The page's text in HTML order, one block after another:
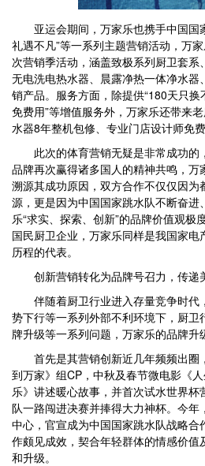
亚运会期间，万家乐也携手中国国家
礼遇不凡”等一系列主题营销活动，万
次营销季活动，涵盖致极系列厨卫套系
无电洗电热水器、晨露净热一体净水
销产品。服务方面，除提供“180天只换
免费用”等增值服务外，万家乐还带来
水器8年整机包修、专业门店设计师免
此次的体育营销无疑是非常成功的
品牌再次赢得诸多国人的精神共鸣，万
溯源其成功原因，双方合作不仅仅因为
源，更是因为中国国家跳水队不断奋进
乐“求实、探索、创新”的品牌价值观极
国民厨卫企业，万家乐同样是我国家
历程的代表。
创新营销转化为品牌号召力，传递
伴随着厨卫行业进入存量竞争时代
势下行等一系列外部不利环境下，厨卫
牌升级等一系列问题，万家乐的品牌升
首先是其营销创新近几年频频出圈
到万家》组CP，中秋及春节微电影《
乐》讲述暖心故事，并首次试水世界
队一路闯进决赛并捧得大力神杯。今
中心，官宣成为中国国家跳水队战略
作颇见成效，契合年轻群体的情感价
和升级。